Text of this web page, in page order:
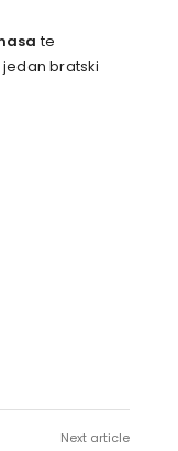
te
jedan bratski
Next article